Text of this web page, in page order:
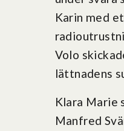
Karin med
Volo
lättnadens
Klara Marie
Manfred